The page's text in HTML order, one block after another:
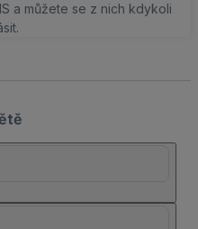
a můžete se z nich kdykoli